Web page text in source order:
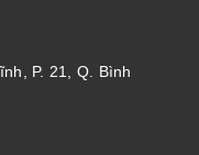
P. 21, Q. Bình